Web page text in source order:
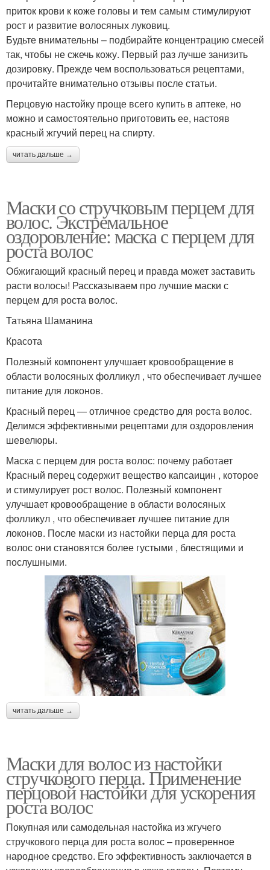
приток крови к коже головы и тем самым стимулируют
рост и развитие волосяных луковиц.
Будьте внимательны – подбирайте концентрацию смесей
так, чтобы не сжечь кожу. Первый раз лучше занизить
дозировку. Прежде чем воспользоваться рецептами,
прочитайте внимательно отзывы после статьи.
Перцовую настойку проще всего купить в аптеке, но
можно и самостоятельно приготовить ее, настояв
красный жгучий перец на спирту.
читать дальше →
Маски со стручковым перцем для
волос. Экстремальное
оздоровление: маска с перцем для
роста волос
Обжигающий красный перец и правда может заставить
расти волосы! Рассказываем про лучшие маски с
перцем для роста волос.
Татьяна Шаманина
Красота
Полезный компонент улучшает кровообращение в
области волосяных фолликул , что обеспечивает лучшее
питание для локонов.
Красный перец — отличное средство для роста волос.
Делимся эффективными рецептами для оздоровления
шевелюры.
Маска с перцем для роста волос: почему работает
Красный перец содержит вещество капсаицин , которое
и стимулирует рост волос. Полезный компонент
улучшает кровообращение в области волосяных
фолликул , что обеспечивает лучшее питание для
локонов. После маски из настойки перца для роста
волос они становятся более густыми , блестящими и
послушными.
читать дальше →
Маски для волос из настойки
стручкового перца. Применение
перцовой настойки для ускорения
роста волос
Покупная или самодельная настойка из жгучего
стручкового перца для роста волос – проверенное
народное средство. Его эффективность заключается в